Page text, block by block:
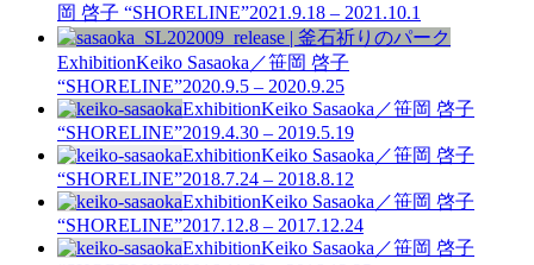
岡 啓子 “SHORELINE”2021.9.18 – 2021.10.1
ExhibitionKeiko Sasaoka／笹岡 啓子
“SHORELINE”2020.9.5 – 2020.9.25
ExhibitionKeiko Sasaoka／笹岡 啓子
“SHORELINE”2019.4.30 – 2019.5.19
ExhibitionKeiko Sasaoka／笹岡 啓子
“SHORELINE”2018.7.24 – 2018.8.12
ExhibitionKeiko Sasaoka／笹岡 啓子
“SHORELINE”2017.12.8 – 2017.12.24
ExhibitionKeiko Sasaoka／笹岡 啓子